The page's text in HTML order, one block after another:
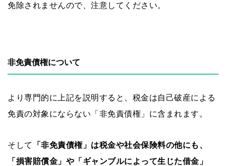
免除されませんので、注意してください。
非免責債権について
より専門的に上記を説明すると、税金は自己破産による
免責の対象にならない「非免責債権」に含まれます。
そして
「非免責債権」は税金や社会保険料の他にも、
「損害賠償金」や「ギャンブルによって生じた借金」